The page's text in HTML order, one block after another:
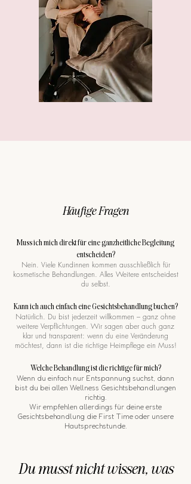
Häufige Fragen
Muss ich mich direkt für eine ganzheitliche Begleitung
entscheiden?
Nein. Viele Kundinnen kommen ausschließlich für
kosmetische Behandlungen. Alles Weitere entscheidest
du selbst.
Kann ich auch einfach eine Gesichtsbehandlung buchen?
Natürlich. Du bist jederzeit willkommen – ganz ohne
weitere Verpflichtungen. Wir sagen aber auch ganz
klar und transparent: wenn du eine Veränderung
möchtest, dann ist die richtige Heimpflege ein Muss!
Welche Behandlung ist die richtige für mich?
Wenn du einfach nur Entspannung suchst, dann
bist du bei allen Wellness Gesichtsbehandlungen
richtig.
Wir empfehlen allerdings für deine erste
Gesichtsbehandlung die First Time oder unsere
Hautsprechstunde.
Du musst nicht wissen, was